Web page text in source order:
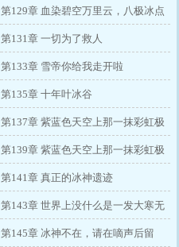
第129章 血染碧空万里云，八极冰点
第131章 一切为了救人
第133章 雪帝你给我走开啦
第135章 十年叶冰谷
第137章 紫蓝色天空上那一抹彩虹极
光（一）
第139章 紫蓝色天空上那一抹彩虹极
光（三）
第141章 真正的冰神遗迹
第143章 世界上没什么是一发大寒无
雪解决不了的
第145章 冰神不在，请在嘀声后留